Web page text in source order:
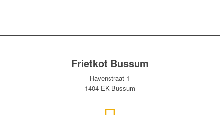
Frietkot Bussum
Havenstraat 1
1404 EK Bussum